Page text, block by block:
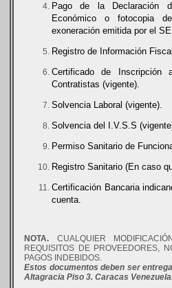
Pago de la Declaración
Económico o fotocopia
exoneración emitida por el
Registro de Información
Certificado de Inscripción
Contratistas (vigente).
Solvencia Laboral (vigente).
Solvencia del I.V.S.S
Permiso Sanitario de
Registro Sanitario (En caso
Certificación Bancaria
cuenta.
NOTA. CUALQUIER
REQUISITOS DE PROVEEDORES,
PAGOS INDEBIDOS.
Estos documentos deben ser
Altagracia Piso 3. Caracas